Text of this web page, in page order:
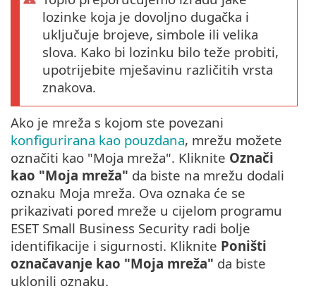
lozinke koja je dovoljno dugačka i
uključuje brojeve, simbole ili velika
slova. Kako bi lozinku bilo teže probiti,
upotrijebite mješavinu različitih vrsta
znakova.
Ako je mreža s kojom ste povezani
konfigurirana kao pouzdana, mrežu možete
označiti kao "Moja mreža". Kliknite Označi
kao "Moja mreža" da biste na mrežu dodali
oznaku Moja mreža. Ova oznaka će se
prikazivati pored mreže u cijelom programu
ESET Small Business Security radi bolje
identifikacije i sigurnosti. Kliknite Poništi
označavanje kao "Moja mreža" da biste
uklonili oznaku.